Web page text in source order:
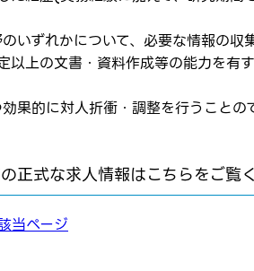
のいずれかについて、必要な情報の
以上の文書・資料作成等の能力を有
効果的に対人折衝・調整を行うことの
正式な求人情報はこちらをご覧
当ページ